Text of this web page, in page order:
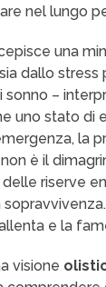
nel lungo
una
dallo stress
sonno –
uno stato di
la
è il
riserve
e la
visione